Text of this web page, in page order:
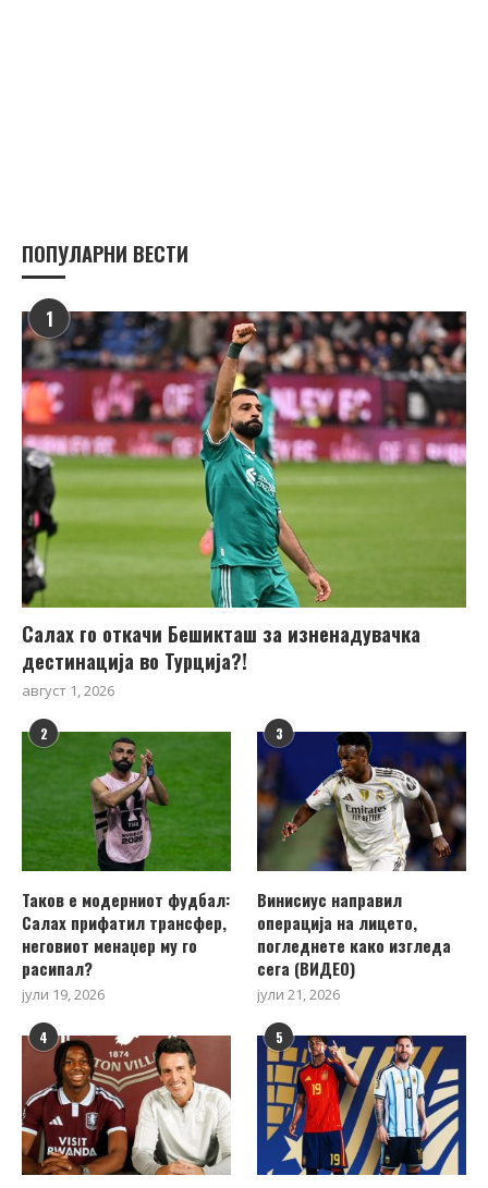
ПОПУЛАРНИ ВЕСТИ
1
Салах го откачи Бешикташ за изненадувачка
дестинација во Турција?!
август 1, 2026
2
Таков е модерниот фудбал:
Салах прифатил трансфер,
неговиот менаџер му го
расипал?
јули 19, 2026
3
Винисиус направил
операција на лицето,
погледнете како изгледа
сега (ВИДЕО)
јули 21, 2026
4 5